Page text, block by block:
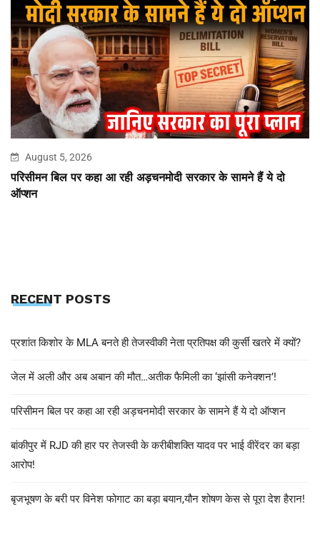
August 5, 2026
परिसीमन बिल पर कहा आ रही अड़चनमोदी सरकार के सामने हैं ये दो
ऑप्शन
RECENT POSTS
प्रशांत किशोर के MLA बनते ही तेजस्वीकी नेता प्रतिपक्ष की कुर्सी खतरे में क्यों?
जेल में अली और अब अबान की मौत…अतीक फैमिली का ‘झांसी कनेक्शन’!
परिसीमन बिल पर कहा आ रही अड़चनमोदी सरकार के सामने हैं ये दो ऑप्शन
बांकीपुर में RJD की हार पर तेजस्वी के करीबीशक्ति यादव पर भाई वीरेंदर का बड़ा
आरोप!
बृजभूषण के बरी पर विनेश फोगाट का बड़ा बयान,यौन शोषण केस से पूरा देश हैरान!